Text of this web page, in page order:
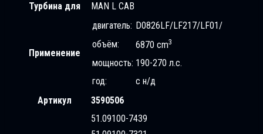
Турбина для MAN L CAB
Применение
двигатель: D0826LF/LF217/LF01/
объём:
6870 cm3
мощность: 190-270 л.с.
год:
с н/д
Артикул
3590506
51.09100-7439